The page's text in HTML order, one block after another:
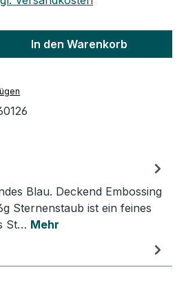
Gib den
In den Warenkorb
Blau. Deckend Embossing
Sternenstaub ist ein feines
St… Mehr